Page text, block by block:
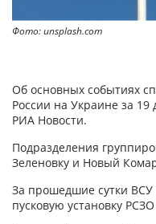
Фото: unsplash.com
Об основных событиях
России на Украине за 19
РИА Новости.
Подразделения
Зеленовку и Новый
За прошедшие сутки ВСУ
пусковую установку